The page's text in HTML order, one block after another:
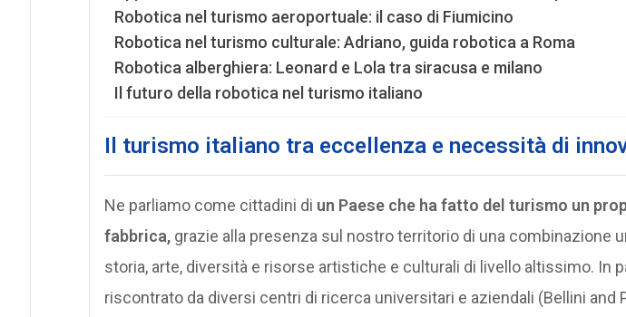
Robotica nel turismo aeroportuale: il caso di Fiumicino
Robotica nel turismo culturale: Adriano, guida robotica a Roma
Robotica alberghiera: Leonard e Lola tra siracusa e milano
Il futuro della robotica nel turismo italiano
Il turismo italiano tra eccellenza e necessità di
Ne parliamo come cittadini di un Paese che ha fatto del turismo un
fabbrica, grazie alla presenza sul nostro territorio di una combinazione
storia, arte, diversità e risorse artistiche e culturali di livello altissimo. In
riscontrato da diversi centri di ricerca universitari e aziendali (Bellini and